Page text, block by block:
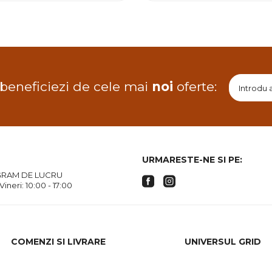
de cele mai noi oferte:
DE LUCRU
10:00 - 17:00
URMARESTE-NE SI PE:
COMENZI SI LIVRARE UNIVERSUL GRID